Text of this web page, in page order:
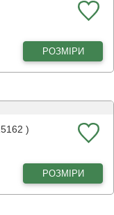
РОЗМІРИ
)
РОЗМІРИ